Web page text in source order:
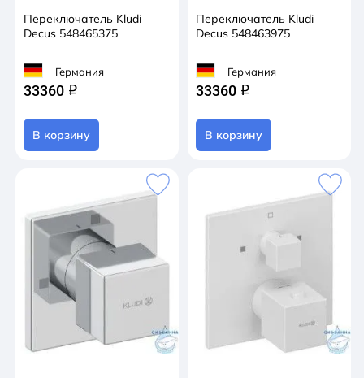
Переключатель Kludi
Decus 548465375
Германия
33360 q
В корзину
Переключатель Kludi
Decus 548463975
Германия
33360 q
В корзину